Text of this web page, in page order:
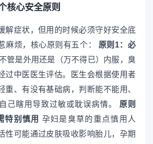
核心安全原则
解症状，但用的时候必须守好安全底
麻烦，核心原则有五个： 原则1：必
不管是外用还是（万不得已）内服，臭
过中医医生评估。医生会根据使用者
重、有没有基础病，判断能不能用、
己瞎用导致过敏或耽误病情。 原则
特别慎用 孕妇是臭草的重点慎用人
性可能通过皮肤吸收影响胎儿，孕期